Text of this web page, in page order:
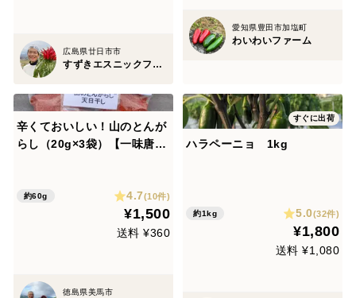
広島県廿日市市
すずきエスニックファーム
愛知県豊田市加塩町
わいわいファーム
辛くておいしい！山のとんが
らし（20g×3袋）【一味唐辛
約60g 4.7(10件)
¥1,500
送料 ¥360
徳島県美馬市
すぐに出荷
ハラペーニョ 1kg
約1kg 5.0(32件)
¥1,800
送料 ¥1,080